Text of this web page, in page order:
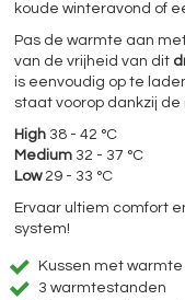
koude winteravond of
Pas de warmte aan
van de vrijheid van dit
is eenvoudig op te
staat voorop dankzij de
High 38 - 42 °C
Medium 32 - 37 °C
Low 29 - 33 °C
Ervaar ultiem comfort
system!
Kussen met
3 warmtestanden